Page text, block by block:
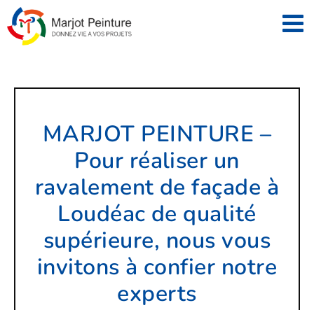
Passer
au
contenu
MARJOT PEINTURE –
Pour réaliser un
ravalement de façade à
Loudéac de qualité
supérieure, nous vous
invitons à confier notre
experts